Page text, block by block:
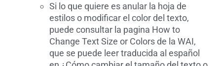
Si lo que quiere es anular la hoja de
estilos o modificar el color del texto,
puede consultar la pagina How to
Change Text Size or Colorsde la WAI,
que se puede leer traducida al español